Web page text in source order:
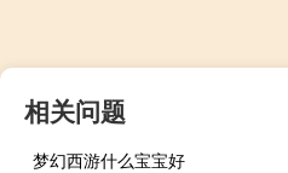
相关问题
梦幻西游什么宝宝好